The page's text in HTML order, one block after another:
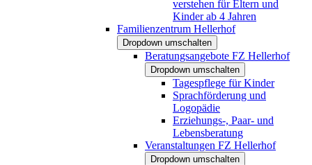
verstehen für Eltern und
Kinder ab 4 Jahren
Familienzentrum Hellerhof
Dropdown umschalten
Beratungsangebote FZ Hellerhof
Dropdown umschalten
Tagespflege für Kinder
Sprachförderung und
Logopädie
Erziehungs-, Paar- und
Lebensberatung
Veranstaltungen FZ Hellerhof
Dropdown umschalten